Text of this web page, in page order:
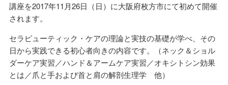
講座を2017年11月26日（日）に大阪府枚方市にて初めて開催
されます。
セラピューティック・ケアの理論と実技の基礎が学べ、その
日から実践できる初心者向きの内容です。（ネック＆ショル
ダーケア実習／ハンド＆アームケア実習／オキシトシン効果
とは／爪と手および首と肩の解剖生理学 他）